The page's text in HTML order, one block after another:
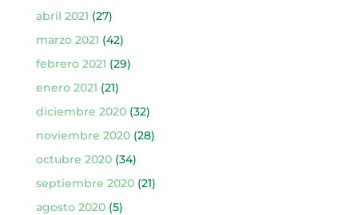
abril 2021 (27)
marzo 2021 (42)
febrero 2021 (29)
enero 2021 (21)
diciembre 2020(32)
noviembre 2020(28)
octubre 2020(34)
septiembre 2020(21)
agosto 2020(5)